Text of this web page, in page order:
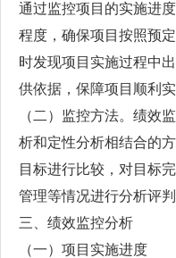
通过监控项目的实施进
程度，确保项目按照预
时发现项目实施过程中
供依据，保障项目顺利
（二）监控方法。绩效
析和定性分析相结合的
目标进行比较，对目标
管理等情况进行分析评判
三、绩效监控分析
（一）项目实施进度